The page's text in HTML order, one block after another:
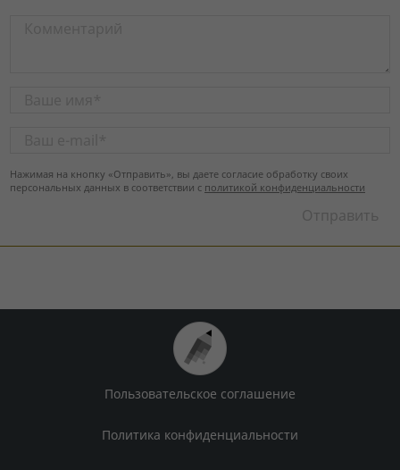
Нажимая на кнопку «Отправить», вы даете согласие обработку своих
персональных данных в соответствии с политикой конфиденциальности
Пользовательское соглашение
Политика конфиденциальности